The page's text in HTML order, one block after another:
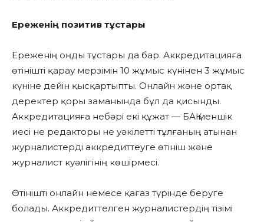
Ереженің позитив тұстары
Ереженің оңды тұстары да бар. Аккредитацияға
өтінішті қарау мерзімін 10 жұмыс күнінен 3 жұмыс
күніне дейін қысқартыпты. Онлайн және ортақ
деректер қоры заманында бұл да қисынды.
Аккредитацияға небәрі екі құжат — БАҚ меншік
иесі не редакторы не уәкілетті тұлғаның атынан
журналистерді аккредиттеуге өтініш және
журналист куәлігінің көшірмесі.
Өтінішті онлайн немесе қағаз түрінде беруге
болады. Аккредиттелген журналистердің тізімі